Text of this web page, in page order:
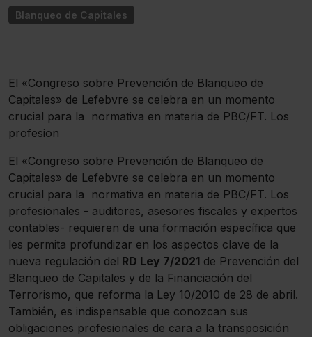
El «Congreso sobre Prevención de Blanqueo de
Capitales» de Lefebvre se celebra en un momento
crucial para la normativa en materia de PBC/FT. Los
profesion
El «Congreso sobre Prevención de Blanqueo de
Capitales» de Lefebvre se celebra en un momento
crucial para la normativa en materia de PBC/FT. Los
profesionales - auditores, asesores fiscales y expertos
contables- requieren de una formación específica que
les permita profundizar en los aspectos clave de la
nueva regulación del RD Ley 7/2021 de Prevención del
Blanqueo de Capitales y de la Financiación del
Terrorismo, que reforma la Ley 10/2010 de 28 de abril.
También, es indispensable que conozcan sus
obligaciones profesionales de cara a la transposición
Blanqueo de Capitales